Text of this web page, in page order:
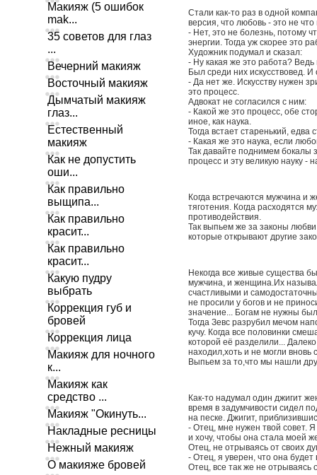
Макияж (5 ошибок
mak...
35 советов для глаз
...
Вечерний макияж
Восточный макияж
Дымчатый макияж
глаз...
Естественный
макияж
Как не допустить
оши...
Как правильно
выщипа...
Как правильно
красит...
Как правильно
красит...
Какую пудру
выбрать
Коррекция губ и
бровей
Коррекция лица
Макияж для ночного
к...
Макияж как
средство ...
Макияж "Окинуть...
Накладные ресницы
Нежный макияж
О макияже бровей
Стали как-то раз в одной
версия, что любовь - это не
- Нет, это не болезнь, потому
энергии. Тогда уж скорее это
Художник подумал и сказал:
- Ну какая же это работа?
Был среди них искусствовед.
- Да нет же. Искусству нужен
это процесс.
Адвокат не согласился с ним:
- Какой же это процесс, обе
иное, как наука.
Тогда встает старенький, едва
- Какая же это наука, если
Так давайте поднимем бокалы
процесс и эту великую науку -
Когда встречаются мужчина и
тяготения. Когда расходятся
противодействия.
Так выпьем же за законы
которые открывают другие
Некогда все живые существа
мужчина, и женщина.Их
счастливыми и
не просили у богов и не
значение... Богам не нужны
Тогда Зевс разрубил мечом
кучу. Когда все половинки
которой её разделили...
находил,хоть и не могли вновь
Выпьем за то,что мы нашли
Как-то надумал один джигит
время в задумчивости сидел
на песке. Джигит,
- Отец, мне нужен твой совет.
и хочу, чтобы она стала моей
Отец, не отрываясь от своих
- Отец, я уверен, что она будет
Отец, все так же не отрываясь